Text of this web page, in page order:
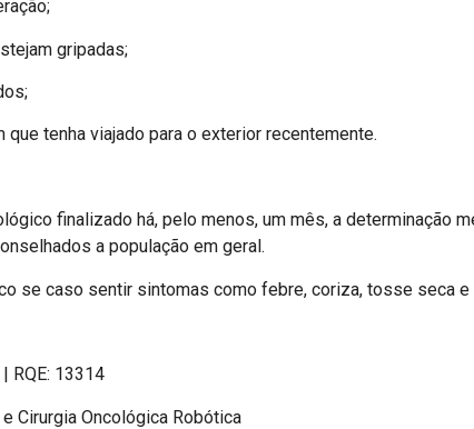
gripadas;
tenha viajado para o exterior recentemente.
finalizado há, pelo menos, um mês, a determinação
a população em geral.
se caso sentir sintomas como febre, coriza, tosse seca e
RQE: 13314
Cirurgia Oncológica Robótica